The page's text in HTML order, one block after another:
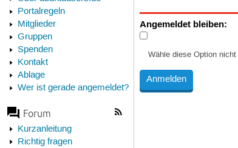
Portalregeln
Mitglieder
Gruppen
Spenden
Kontakt
Ablage
Wer ist gerade angemeldet?
Forum
Kurzanleitung
Richtig fragen
Angemeldet bleiben:
Wähle diese Option